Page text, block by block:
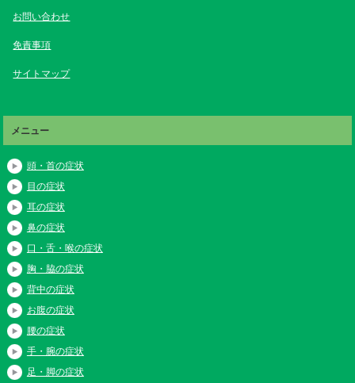
お問い合わせ
免責事項
サイトマップ
メニュー
頭・首の症状
目の症状
耳の症状
鼻の症状
口・舌・喉の症状
胸・脇の症状
背中の症状
お腹の症状
腰の症状
手・腕の症状
足・脚の症状